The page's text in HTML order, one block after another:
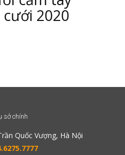
2020
sở chính
Quốc Vượng, Hà Nội